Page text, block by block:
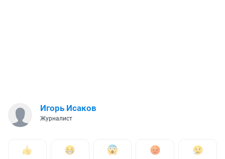
Игорь Исаков
Журналист